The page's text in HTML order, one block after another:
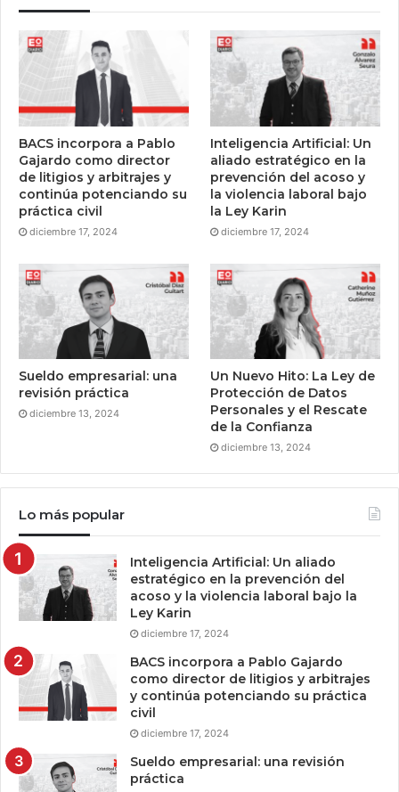
BACS incorpora a Pablo
Gajardo como director
de litigios y arbitrajes y
continúa potenciando su
práctica civil
diciembre 17, 2024
Inteligencia Artificial: Un
aliado estratégico en la
prevención del acoso y
la violencia laboral bajo
la Ley Karin
diciembre 17, 2024
Sueldo empresarial: una
revisión práctica
diciembre 13, 2024
Un Nuevo Hito: La Ley de
Protección de Datos
Personales y el Rescate
de la Confianza
diciembre 13, 2024
Lo más popular
Inteligencia Artificial: Un aliado
estratégico en la prevención del
acoso y la violencia laboral bajo la
Ley Karin
diciembre 17, 2024
BACS incorpora a Pablo Gajardo
como director de litigios y arbitrajes
y continúa potenciando su práctica
civil
diciembre 17, 2024
Sueldo empresarial: una revisión
práctica